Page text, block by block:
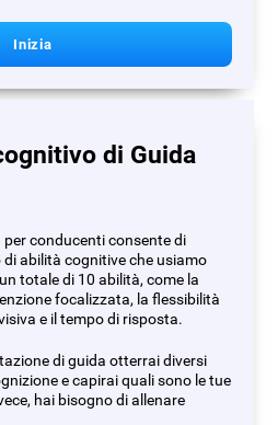
Inizia
di Guida
conducenti consente di
abilità cognitive che usiamo
totale di 10 abilità, come la
focalizzata, la flessibilità
e il tempo di risposta.
di guida otterrai diversi
e capirai quali sono le tue
hai bisogno di allenare